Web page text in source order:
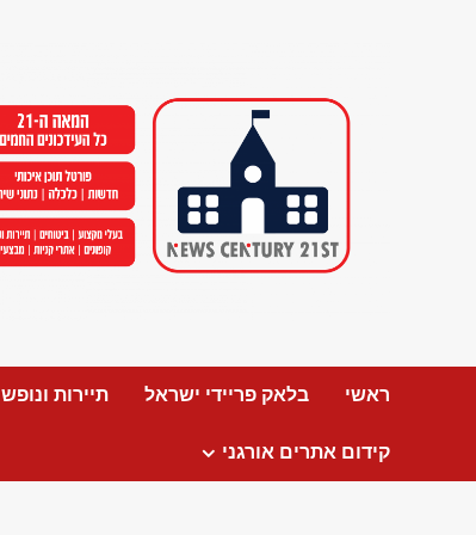
ראשי בלאק פריידי ישראל תיירות ונופש
קידום אתרים אורגני